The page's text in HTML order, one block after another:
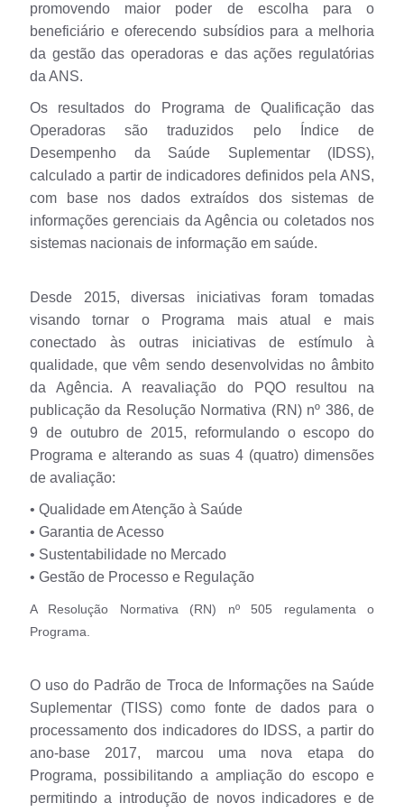
promovendo maior poder de escolha para o
beneficiário e oferecendo subsídios para a melhoria
da gestão das operadoras e das ações regulatórias
da ANS.
Os resultados do Programa de Qualificação das
Operadoras são traduzidos pelo Índice de
Desempenho da Saúde Suplementar (IDSS),
calculado a partir de indicadores definidos pela ANS,
com base nos dados extraídos dos sistemas de
informações gerenciais da Agência ou coletados nos
sistemas nacionais de informação em saúde.
Desde 2015, diversas iniciativas foram tomadas
visando tornar o Programa mais atual e mais
conectado às outras iniciativas de estímulo à
qualidade, que vêm sendo desenvolvidas no âmbito
da Agência. A reavaliação do PQO resultou na
publicação da Resolução Normativa (RN) nº 386, de
9 de outubro de 2015, reformulando o escopo do
Programa e alterando as suas 4 (quatro) dimensões
de avaliação:
• Qualidade em Atenção à Saúde
• Garantia de Acesso
• Sustentabilidade no Mercado
• Gestão de Processo e Regulação
A Resolução Normativa (RN) nº 505 regulamenta o
Programa.
O uso do Padrão de Troca de Informações na Saúde
Suplementar (TISS) como fonte de dados para o
processamento dos indicadores do IDSS, a partir do
ano-base 2017, marcou uma nova etapa do
Programa, possibilitando a ampliação do escopo e
permitindo a introdução de novos indicadores e de